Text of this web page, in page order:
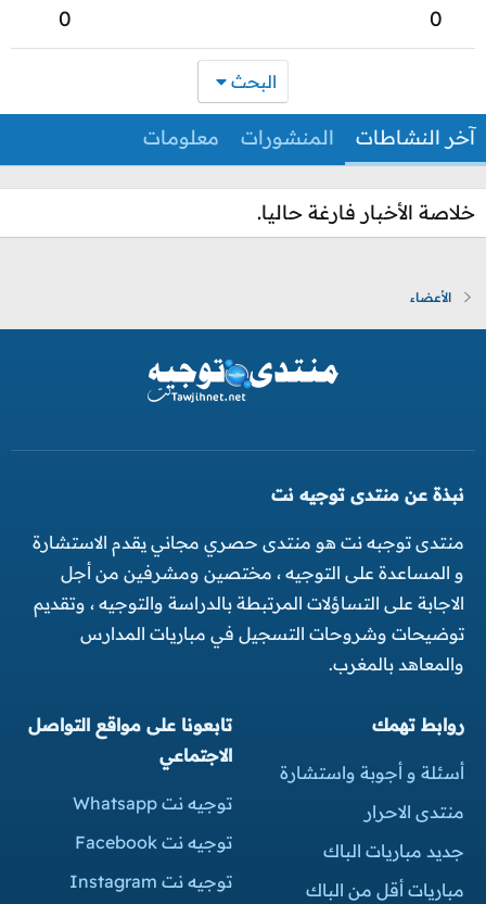
0
0
البحث
آخر النشاطات المنشورات معلومات
خلاصة الأخبار فارغة حاليا.
الأعضاء
نبذة عن منتدى توجيه نت
منتدى توجبه نت هو منتدى حصري مجاني يقدم الاستشارة
و المساعدة على التوجيه ، مختصين ومشرفين من أجل
الاجابة على التساؤلات المرتبطة بالدراسة والتوجيه ، وتقديم
توضيحات وشروحات التسجيل في مباريات المدارس
والمعاهد بالمغرب.
روابط تهمك
أسئلة و أجوبة واستشارة
منتدى الاحرار
جديد مباريات الباك
مباريات أقل من الباك
تابعونا على مواقع التواصل
الاجتماعي
توجيه نت Whatsapp
توجيه نت Facebook
توجيه نت Instagram